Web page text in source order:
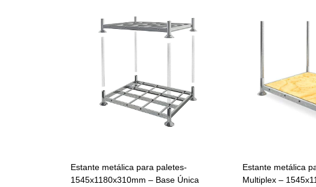
Estante metálica para paletes-
1545x1180x310mm – Base Única
Estante metálica
Multiplex –